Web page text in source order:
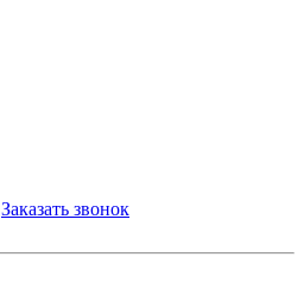
Заказать звонок